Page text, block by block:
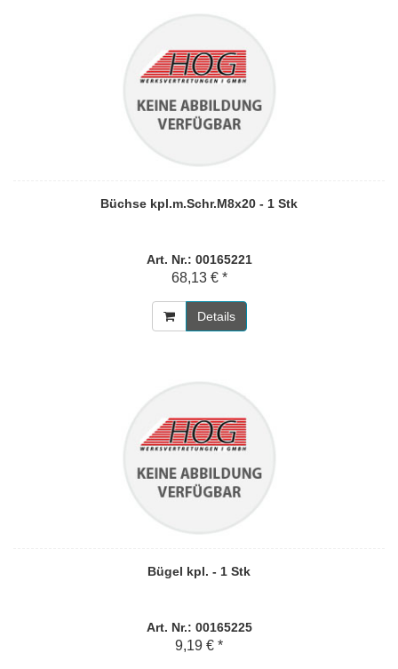
Büchse kpl.m.Schr.M8x20 - 1 Stk
Art. Nr.: 00165221
68,13 € *
Details
Bügel kpl. - 1 Stk
Art. Nr.: 00165225
9,19 € *